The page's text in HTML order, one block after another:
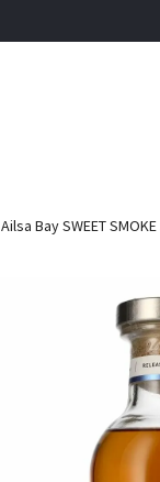
Ailsa Bay SWEET